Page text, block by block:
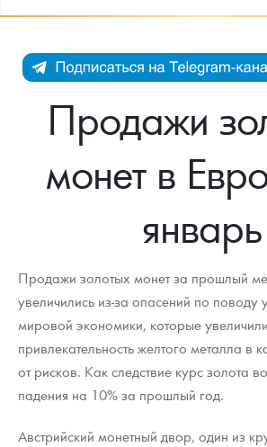
Каталог Монет
Инвестиционные монеты
Иностранные
Памятные монеты России и СССР
Монеты Царской России
Монеты стран мира после 1950г
Монеты и жетоны ЗМД
Золотой червонец Сеятель
Аксессуары
Гарри Поттер
Год Лошади
Инфо
Как сделать заказ
Клуб ЗМД
Выкуп монет
Памятка для работы с монетами из
Условия возврата
Монеты
Подбор монет
Распродажа монет и жетонов
Новости
Итоги 2025 года. Прогноз курсов золота,
2026 год
Cтатьи
Курс золота и серебра
Скупка слитков
Контакты
О нас
Наши преимущества
Письмо директору
Пресс-служба
Продажи
монет в
январь
Продажи золотых монет за прошлый
увеличились из-за опасений по поводу
мировой экономики, которые увеличили
привлекательность желтого металла в
от рисков. Как следствие курс золота
падения на 10% за прошлый год.
Австрийский монетный двор, один из